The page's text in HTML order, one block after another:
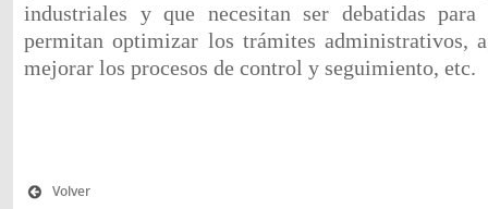
industriales y que necesitan ser debatidas
permitan optimizar los trámites administrativos,
mejorar los procesos de control y seguimiento, etc.
Volver